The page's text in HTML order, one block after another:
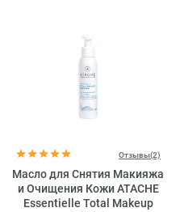
Отзывы(2)
Масло для Снятия Макияжа
и Очищения Кожи ATACHE
Essentielle Total Makeup